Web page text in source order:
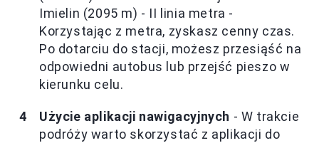
Imielin (2095 m) - II linia metra -
Korzystając z metra, zyskasz cenny czas.
Po dotarciu do stacji, możesz przesiąść na
odpowiedni autobus lub przejść pieszo w
kierunku celu.
Użycie aplikacji nawigacyjnych - W trakcie
podróży warto skorzystać z aplikacji do